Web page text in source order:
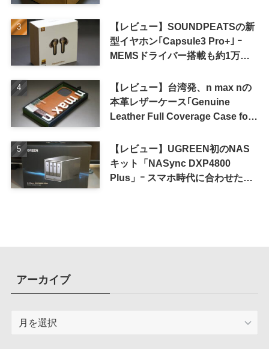
【レビュー】SOUNDPEATSの新
型イヤホン｢Capsule3 Pro+｣ ｰ
MEMSドライバー搭載も約1万円
【レビュー】台湾発、n max nの
本革レザーケース｢Genuine
Leather Full Coverage Case for
【レビュー】UGREEN初のNAS
キット「NASync DXP4800
Plus」ｰ スマホ時代に合わせた設
アーカイブ